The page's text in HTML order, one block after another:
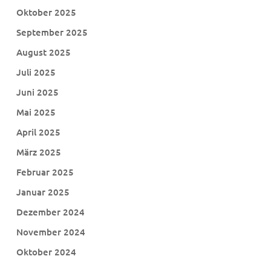
Oktober 2025
September 2025
August 2025
Juli 2025
Juni 2025
Mai 2025
April 2025
März 2025
Februar 2025
Januar 2025
Dezember 2024
November 2024
Oktober 2024